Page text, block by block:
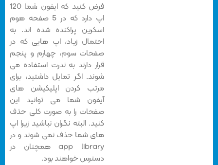
فرض کنید که ایفون شما 120
اپ دارد که در 5 صفحه هوم
اسکرین پراکنده شده اند. به
احتمال زیاد، اپ هایی که در
صفحات سوم، چهارم و پنجم
قرار دارند به ندرت استفاده می
شوند. اگر تمایل داشتید، برای
مرتب کردن اپلیکیشن های
آیفون شما می توانید این
صفحات را به صورت کلی حذف
کنید. البته نگران نباشید زیرا اپ
های شما حذف نمی شوند و در
app library همچنان در
دسترس خواهند بود.